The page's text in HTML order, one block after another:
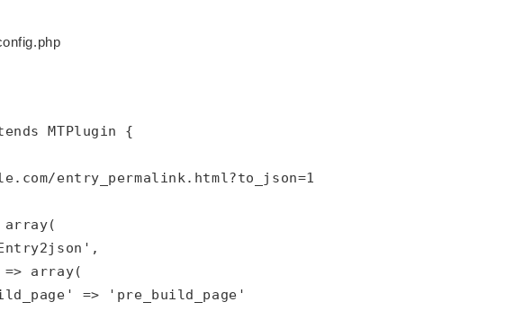
MTPlugin {
entry_permalink.html?to_json=1
array(
=> 'pre_build_page'